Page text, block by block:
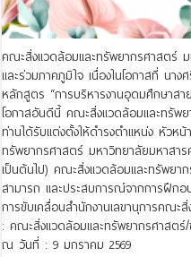
คณะสิ่งแวดล้อมและทรัพยากรศาสตร์
และร่วมภาคภูมิใจ เนื่องในโอกาสที่ น
หลักสูตร “การบริหารงานอุดมศึกษาส
โอกาสอันดีนี้ คณะสิ่งแวดล้อมและทรัพ
ท่านได้รับแต่งตั้งให้ดำรงตำแหน่ง หัวห
ทรัพยากรศาสตร์ มหาวิทยาลัยมหาสา
เป็นต้นไป) คณะสิ่งแวดล้อมและทรัพยา
สามารถ และประสบการณ์จากการฝึก
การขับเคลื่อนสำนักงานเลขานุการคณะ
: คณะสิ่งแวดล้อมและทรัพยากรศาสต
ณ วันที่ : 9 มกราคม 2569